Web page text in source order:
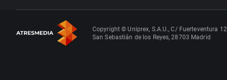
Copyright © Uniprex, S.A.U., C/ Fuerteventura 12
San Sebastián de los Reyes, 28703 Madrid